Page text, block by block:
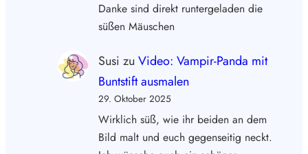
Danke sind direkt runtergeladen die
süßen Mäuschen
Susi zu Video: Vampir-Panda mit
Buntstift ausmalen
29. Oktober 2025
Wirklich süß, wie ihr beiden an dem
Bild malt und euch gegenseitig neckt.